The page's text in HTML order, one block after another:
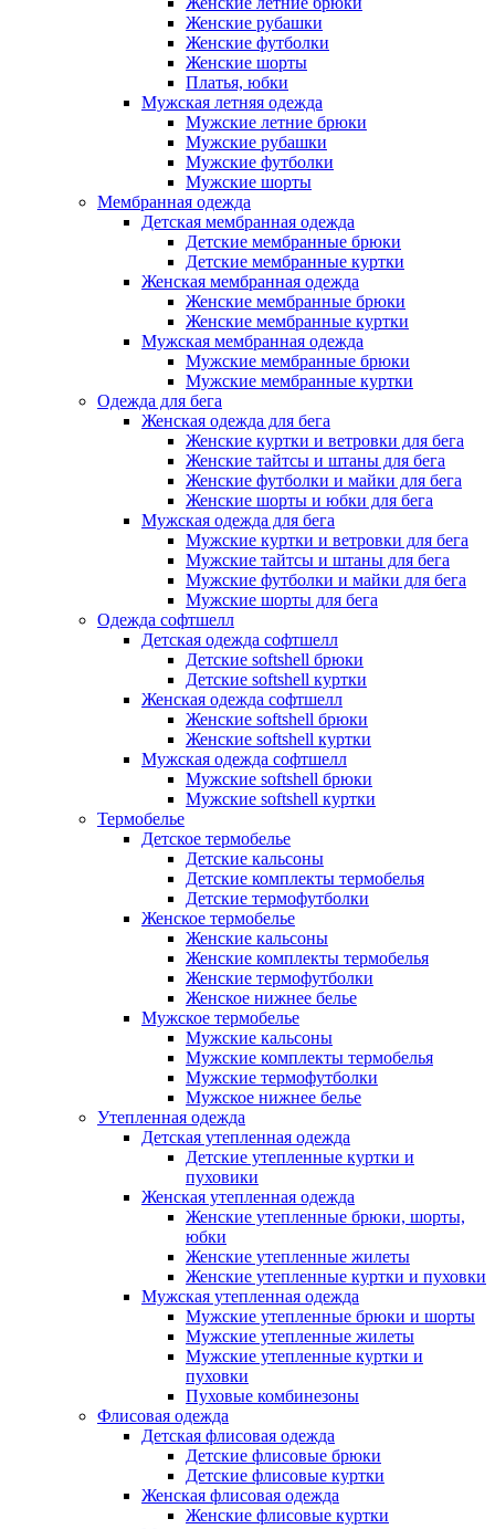
Женские рубашки
Женские футболки
Женские шорты
Платья, юбки
Мужская летняя одежда
Мужские летние брюки
Мужские рубашки
Мужские футболки
Мужские шорты
Мембранная одежда
Детская мембранная одежда
Детские мембранные брюки
Детские мембранные куртки
Женская мембранная одежда
Женские мембранные брюки
Женские мембранные куртки
Мужская мембранная одежда
Мужские мембранные брюки
Мужские мембранные куртки
Одежда для бега
Женская одежда для бега
Женские куртки и ветровки для бега
Женские тайтсы и штаны для бега
Женские футболки и майки для бега
Женские шорты и юбки для бега
Мужская одежда для бега
Мужские куртки и ветровки для бега
Мужские тайтсы и штаны для бега
Мужские футболки и майки для бега
Мужские шорты для бега
Одежда софтшелл
Детская одежда софтшелл
Детские softshell брюки
Детские softshell куртки
Женская одежда софтшелл
Женские softshell брюки
Женские softshell куртки
Мужская одежда софтшелл
Мужские softshell брюки
Мужские softshell куртки
Термобелье
Детское термобелье
Детские кальсоны
Детские комплекты термобелья
Детские термофутболки
Женское термобелье
Женские кальсоны
Женские комплекты термобелья
Женские термофутболки
Женское нижнее белье
Мужское термобелье
Мужские кальсоны
Мужские комплекты термобелья
Мужские термофутболки
Мужское нижнее белье
Утепленная одежда
Детская утепленная одежда
Детские утепленные куртки и
пуховики
Женская утепленная одежда
Женские утепленные брюки, шорты,
юбки
Женские утепленные жилеты
Женские утепленные куртки и пуховки
Мужская утепленная одежда
Мужские утепленные брюки и шорты
Мужские утепленные жилеты
Мужские утепленные куртки и
пуховки
Пуховые комбинезоны
Флисовая одежда
Детская флисовая одежда
Детские флисовые брюки
Детские флисовые куртки
Женская флисовая одежда
Женские флисовые куртки